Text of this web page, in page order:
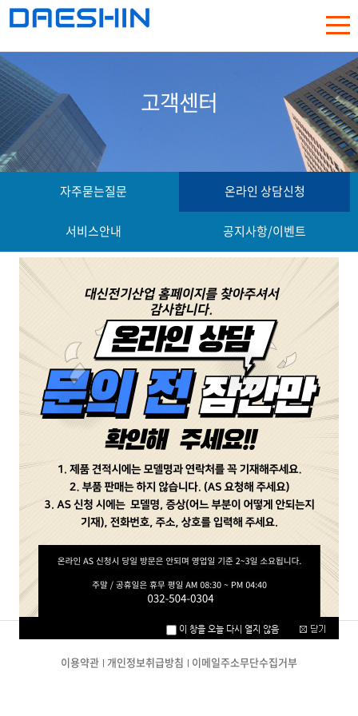
고객센터
자주묻는질문 온라인 상담신청
서비스안내 공지사항/이벤트
비밀번호 를 입력해주십시오.
비밀번호
이용약관 개인정보취급방침 이메일주소무단수집거부